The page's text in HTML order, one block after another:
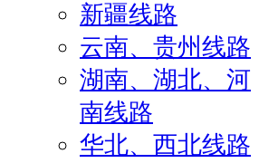
新疆线路
云南、贵州线路
湖南、湖北、河
南线路
华北、西北线路